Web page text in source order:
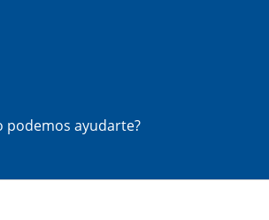
podemos ayudarte?